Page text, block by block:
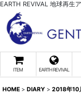
EARTH REVIVAL 地球再生
ITEM EARTH REVIVAL
HOME > DIARY > 2018年10